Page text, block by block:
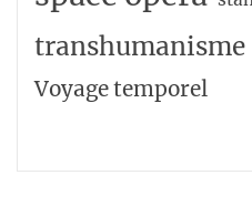
transhumanisme
Voyage temporel